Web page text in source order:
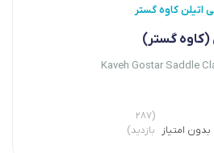
اتیلن کاوه گستر
Kaveh Gostar Saddle
بدون امتیاز
(۲۸۷
بازدید)